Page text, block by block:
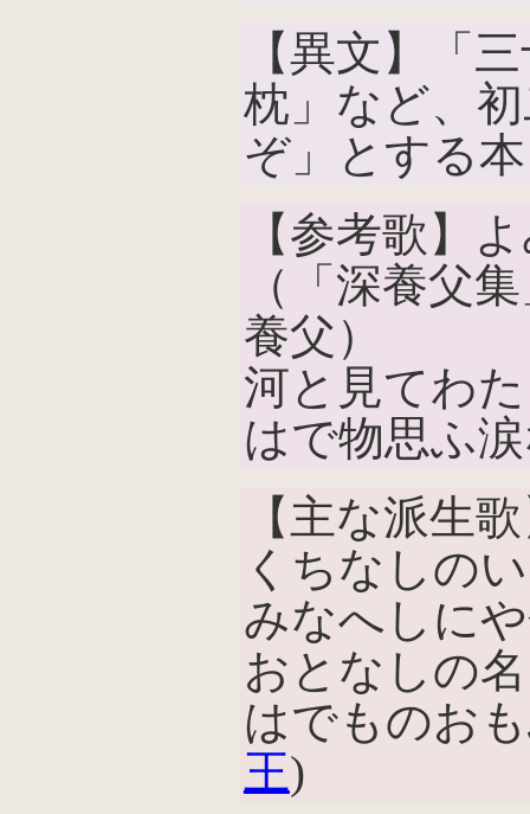
【異文】「
枕」など、
ぞ」とする
【参考歌】
（「深養父
養父）
河と見てわ
はで物思ふ
【主な派生
くちなしの
みなへしに
おとなしの
はでものお
王)